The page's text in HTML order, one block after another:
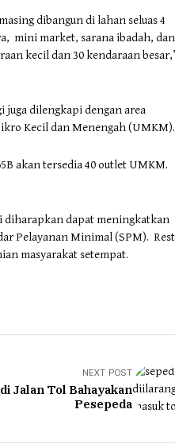
dibangun di lahan seluas 4
mini market, sarana ibadah, dan
kecil dan 30 kendaraan
juga dilengkapi dengan area
Kecil dan Menengah (UMKM).
akan tersedia 40 outlet UMKM.
diharapkan dapat meningkatkan
Pelayanan Minimal (SPM). Rest
masyarakat setempat.
NEXT POST
Jalan Tol Bahayakan
Pesepeda